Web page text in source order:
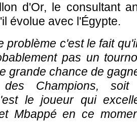
d'Or, le consultant
évolue avec l'Égypte.
problème c'est le fait
pas un
grande chance de
Champions, soit
le joueur qui
Mbappé en ce